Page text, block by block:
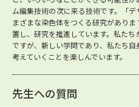
ム編集技術の次に来る技術です。「
まざまな染色体をつくる研究があり
置し、研究を推進しています。私た
ですが、新しい学問であり、私たち
考えていくことを楽しんでいます。
先生への質問